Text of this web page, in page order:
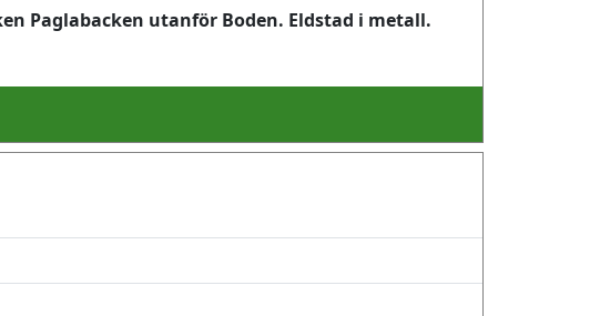
Paglabacken utanför Boden. Eldstad i metall.